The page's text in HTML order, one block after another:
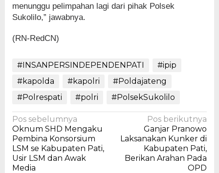
menunggu pelimpahan lagi dari pihak Polsek
Sukolilo,” jawabnya.
(RN-RedCN)
#INSANPERSINDEPENDENPATI
#ipip
#kapolda
#kapolri
#Poldajateng
#Polrespati
#polri #PolsekSukolilo
Navigasi
pos
Pos sebelumnya
Oknum SHD Mengaku
Pembina Konsorsium
LSM se Kabupaten Pati,
Usir LSM dan Awak
Media
Pos berikutnya
Ganjar Pranowo
Laksanakan Kunker di
Kabupaten Pati,
Berikan Arahan Pada
OPD